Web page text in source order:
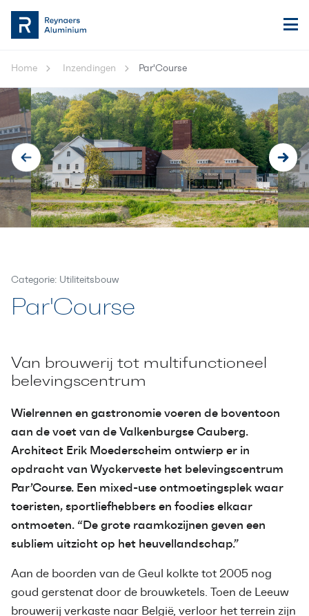
Home Inzendingen Par'Course
Categorie: Utiliteitsbouw
Par'Course
Van brouwerij tot multifunctioneel
belevingscentrum
Wielrennen en gastronomie voeren de boventoon
aan de voet van de Valkenburgse Cauberg.
Architect Erik Moederscheim ontwierp er in
opdracht van Wyckerveste het belevingscentrum
Par’Course. Een mixed-use ontmoetingsplek waar
toeristen, sportliefhebbers en foodies elkaar
ontmoeten. “De grote raamkozijnen geven een
subliem uitzicht op het heuvellandschap.”
Aan de boorden van de Geul kolkte tot 2005 nog
goud gerstenat door de brouwketels. Toen de Leeuw
brouwerij verkaste naar België, verloor het terrein zijn